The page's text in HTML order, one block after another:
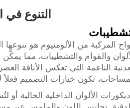
التنوع في
المركبة من الألومنيوم هو تنوعها
والقوام والتشطيبات، مما
الناعمة التي تعكس الأناقة
تكون خيارات التصميم فعلاً
الألوان الداخلية الحالية أو